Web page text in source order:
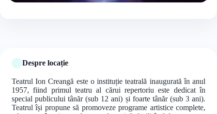
Despre locație
Teatrul Ion Creangă este o instituție teatrală inaugurată în anul
1957, fiind primul teatru al cărui repertoriu este dedicat în
special publicului tânăr (sub 12 ani) și foarte tânăr (sub 3 ani).
Teatrul își propune să promoveze programe artistice complete,